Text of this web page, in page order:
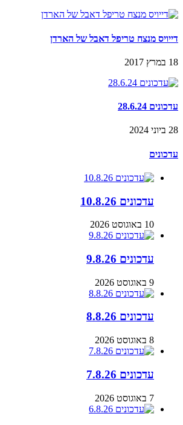
דייויס מנצח טריפל דאבל של הארדן
18 במרץ 2017
עדכונים 28.6.24
28 ביוני 2024
עדכונים
עדכונים 10.8.26
10 באוגוסט 2026
עדכונים 9.8.26
9 באוגוסט 2026
עדכונים 8.8.26
8 באוגוסט 2026
עדכונים 7.8.26
7 באוגוסט 2026